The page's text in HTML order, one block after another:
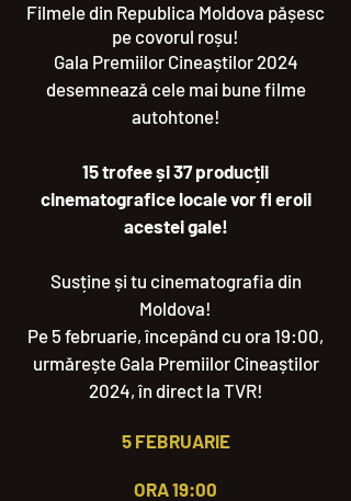
Filmele din Republica Moldova pășesc
pe covorul roșu!
Gala Premiilor Cineaștilor 2024
desemnează cele mai bune filme
autohtone!
15 trofee și 37 producții
cinematografice locale vor fi eroii
acestei gale!
Susține și tu cinematografia din
Moldova!
Pe 5 februarie, începând cu ora 19:00,
urmărește Gala Premiilor Cineaștilor
2024, în direct la TVR!
5 FEBRUARIE
ORA 19:00